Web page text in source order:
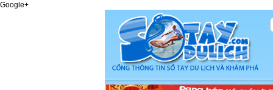
Google+